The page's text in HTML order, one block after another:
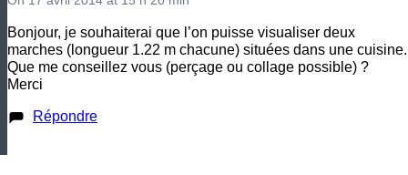
Bonjour, je souhaiterai que l’on puisse visualiser deux
marches (longueur 1.22 m chacune) situées dans une cuisine.
Que me conseillez vous (perçage ou collage possible) ?
Merci
Répondre